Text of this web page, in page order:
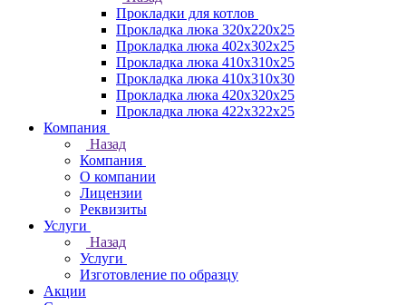
Прокладки для котлов
Прокладка люка 320x220x25
Прокладка люка 402x302x25
Прокладка люка 410x310x25
Прокладка люка 410х310х30
Прокладка люка 420x320x25
Прокладка люка 422x322x25
Компания
Назад
Компания
О компании
Лицензии
Реквизиты
Услуги
Назад
Услуги
Изготовление по образцу
Акции